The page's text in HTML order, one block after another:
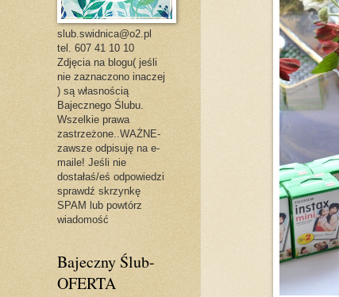
slub.swidnica@o2.pl
tel. 607 41 10 10
Zdjęcia na blogu( jeśli
nie zaznaczono inaczej
) są własnością
Bajecznego Ślubu.
Wszelkie prawa
zastrzeżone..WAŻNE-
zawsze odpisuję na e-
maile! Jeśli nie
dostałaś/eś odpowiedzi
sprawdź skrzynkę
SPAM lub powtórz
wiadomość
Bajeczny Ślub-
OFERTA